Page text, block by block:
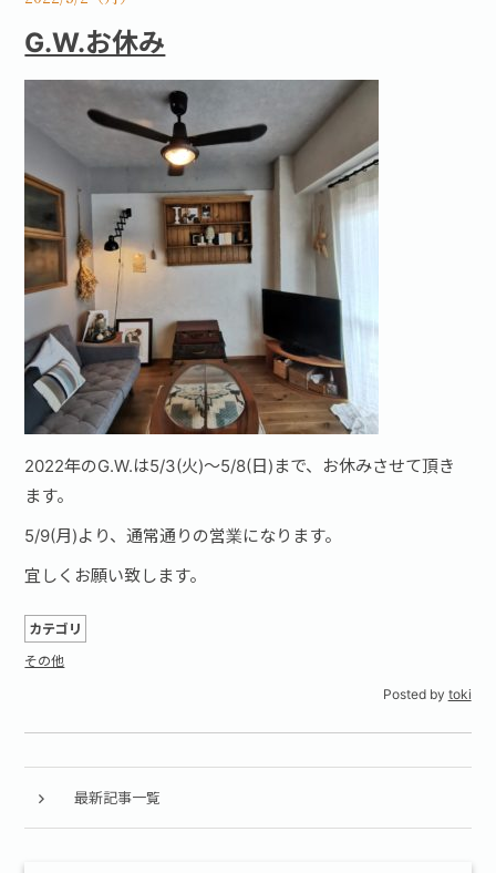
G.W.お休み
2022年のG.W.は5/3(火)～5/8(日)まで、お休みさせて頂き
ます。
5/9(月)より、通常通りの営業になります。
宜しくお願い致します。
カテゴリ
その他
Posted by toki
最新記事一覧